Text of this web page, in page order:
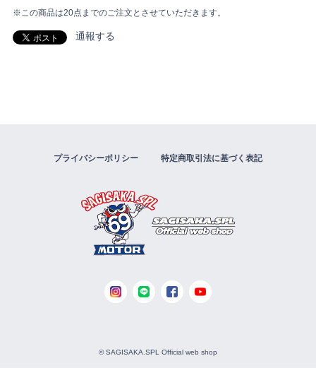
※この商品は20点までのご注文とさせていただきます。
通報する
プライバシーポリシー 特定商取引法に基づく表記
© SAGISAKA.SPL Official web shop